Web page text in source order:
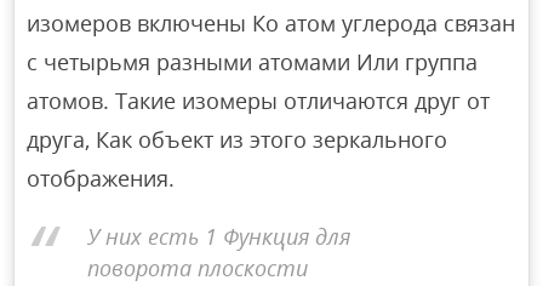
изомеров включены Ко атом углерода связан
с четырьмя разными атомами Или группа
атомов. Такие изомеры отличаются друг от
друга, Как объект из этого зеркального
отображения.
У них есть 1 Функция для
поворота плоскости